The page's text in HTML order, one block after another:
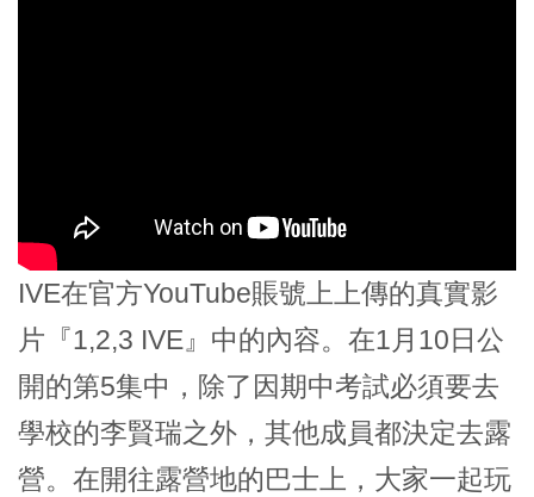
IVE在官方YouTube賬號上上傳的真實影
片『1,2,3 IVE』中的內容。在1月10日公
開的第5集中，除了因期中考試必須要去
學校的李賢瑞之外，其他成員都決定去露
營。在開往露營地的巴士上，大家一起玩